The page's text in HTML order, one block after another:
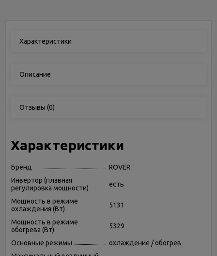
Характеристики
Описание
Отзывы (0)
Характеристики
Бренд
ROVER
Инвертор (плавная
регулировка мощности)
есть
Мощность в режиме
охлаждения (Вт)
5131
Мощность в режиме
обогрева (Вт)
5329
Основные режимы
охлаждение / обогрев